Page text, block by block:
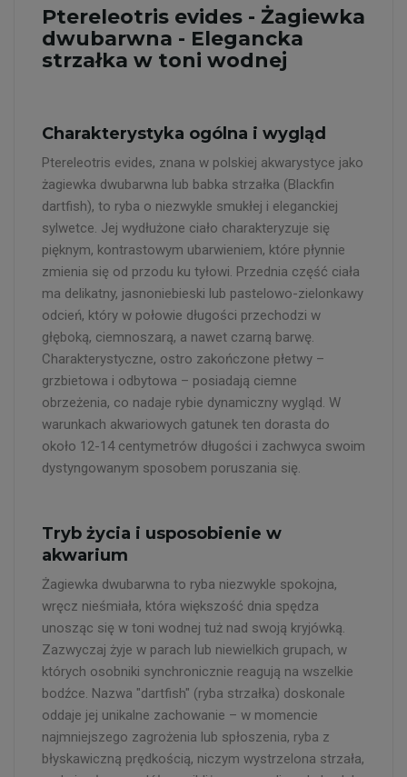
Ptereleotris evides - Żagiewka
dwubarwna - Elegancka
strzałka w toni wodnej
Charakterystyka ogólna i wygląd
Ptereleotris evides, znana w polskiej akwarystyce jako
żagiewka dwubarwna lub babka strzałka (Blackfin
dartfish), to ryba o niezwykle smukłej i eleganckiej
sylwetce. Jej wydłużone ciało charakteryzuje się
pięknym, kontrastowym ubarwieniem, które płynnie
zmienia się od przodu ku tyłowi. Przednia część ciała
ma delikatny, jasnoniebieski lub pastelowo-zielonkawy
odcień, który w połowie długości przechodzi w
głęboką, ciemnoszarą, a nawet czarną barwę.
Charakterystyczne, ostro zakończone płetwy –
grzbietowa i odbytowa – posiadają ciemne
obrzeżenia, co nadaje rybie dynamiczny wygląd. W
warunkach akwariowych gatunek ten dorasta do
około 12-14 centymetrów długości i zachwyca swoim
dystyngowanym sposobem poruszania się.
Tryb życia i usposobienie w
akwarium
Żagiewka dwubarwna to ryba niezwykle spokojna,
wręcz nieśmiała, która większość dnia spędza
unosząc się w toni wodnej tuż nad swoją kryjówką.
Zazwyczaj żyje w parach lub niewielkich grupach, w
których osobniki synchronicznie reagują na wszelkie
bodźce. Nazwa "dartfish" (ryba strzałka) doskonale
oddaje jej unikalne zachowanie – w momencie
najmniejszego zagrożenia lub spłoszenia, ryba z
błyskawiczną prędkością, niczym wystrzelona strzała,